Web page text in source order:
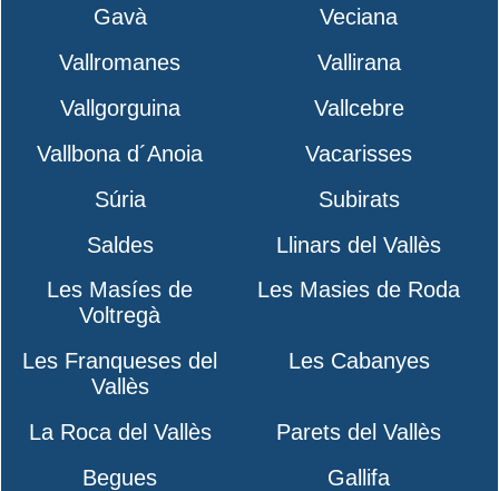
Gavà
Veciana
Vallromanes
Vallirana
Vallgorguina
Vallcebre
Vallbona d´Anoia
Vacarisses
Súria
Subirats
Saldes
Llinars del Vallès
Les Masíes de
Voltregà
Les Masies de Roda
Les Franqueses del
Vallès
Les Cabanyes
La Roca del Vallès
Parets del Vallès
Begues
Gallifa